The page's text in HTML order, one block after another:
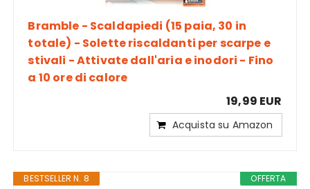
Bramble - Scaldapiedi (15 paia, 30 in
totale) - Solette riscaldanti per scarpe e
stivali - Attivate dall'aria e inodori - Fino
a 10 ore di calore
19,99 EUR
Acquista su Amazon
OFFERTA
BESTSELLER N. 8